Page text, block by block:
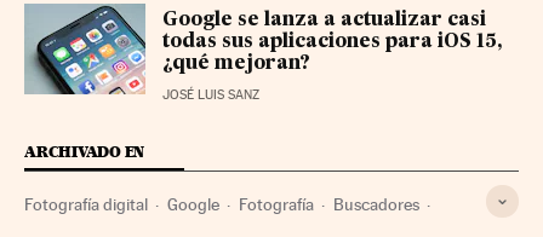
Google se lanza a actualizar casi
todas sus aplicaciones para iOS 15,
¿qué mejoran?
JOSÉ LUIS SANZ
ARCHIVADO EN
Fotografía digital Google Fotografía Buscadores